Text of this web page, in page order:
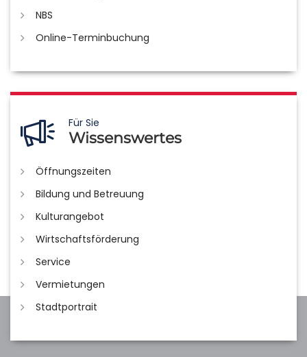
NBS
Online-Terminbuchung
Für Sie
Wissenswertes
Öffnungszeiten
Bildung und Betreuung
Kulturangebot
Wirtschaftsförderung
Service
Vermietungen
Stadtportrait